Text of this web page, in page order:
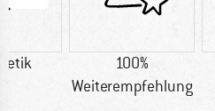
100%
Weiterempfehlung